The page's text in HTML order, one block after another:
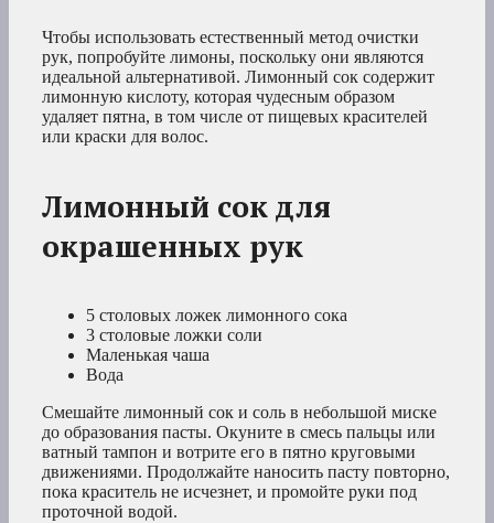
Чтобы использовать естественный метод очистки
рук, попробуйте лимоны, поскольку они являются
идеальной альтернативой. Лимонный сок содержит
лимонную кислоту, которая чудесным образом
удаляет пятна, в том числе от пищевых красителей
или краски для волос.
Лимонный сок для
окрашенных рук
5 столовых ложек лимонного сока
3 столовые ложки соли
Маленькая чаша
Вода
Смешайте лимонный сок и соль в небольшой миске
до образования пасты. Окуните в смесь пальцы или
ватный тампон и вотрите его в пятно круговыми
движениями. Продолжайте наносить пасту повторно,
пока краситель не исчезнет, и промойте руки под
проточной водой.